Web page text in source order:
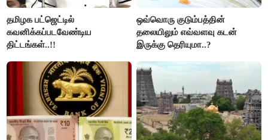
தமிழக பட்ஜெட்டில்
கவனிக்கப்படவேண்டிய
திட்டங்கள்..!!
ஒவ்வொரு குடும்பத்தின்
தலையிலும் எவ்வளவு கடன்
இருக்கு தெரியுமா..?